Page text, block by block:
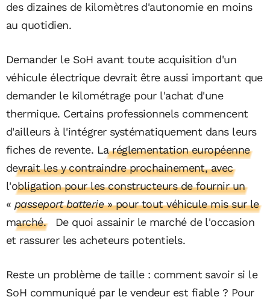
des dizaines de kilomètres d'autonomie en moins
au quotidien.
Demander le SoH avant toute acquisition d'un
véhicule électrique devrait être aussi important que
demander le kilométrage pour l'achat d'une
thermique. Certains professionnels commencent
d'ailleurs à l'intégrer systématiquement dans leurs
fiches de revente. La réglementation européenne
devrait les y contraindre prochainement, avec
l'obligation pour les constructeurs de fournir un
« passeport batterie» pour tout véhicule mis sur le
marché.
De quoi assainir le marché de l'occasion
et rassurer les acheteurs potentiels.
Reste un problème de taille : comment savoir si le
SoH communiqué par le vendeur est fiable ? Pour